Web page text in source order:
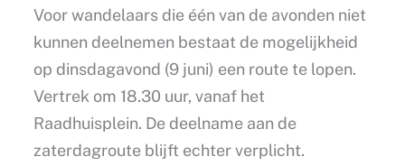
Voor wandelaars die één van de avonden niet
kunnen deelnemen bestaat de mogelijkheid
op dinsdagavond (9 juni) een route te lopen.
Vertrek om 18.30 uur, vanaf het
Raadhuisplein. De deelname aan de
zaterdagroute blijft echter verplicht.